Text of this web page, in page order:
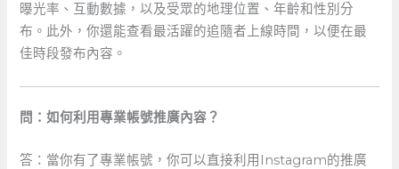
曝光率、互動數據，以及受眾的地理位置、年齡和性別分
布。此外，你還能查看最活躍的追隨者上線時間，以便在最
佳時段發布內容。
問：如何利用專業帳號推廣內容？
答：當你有了專業帳號，你可以直接利用Instagram的推廣